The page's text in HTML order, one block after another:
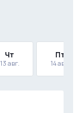
Чт
13 авг.
Пт
14 авг.